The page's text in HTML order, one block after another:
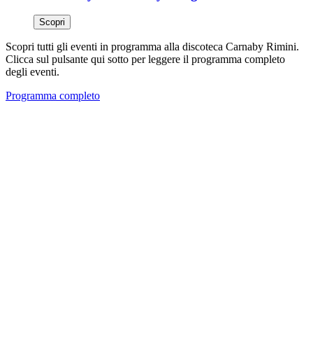
Scopri
Scopri tutti gli eventi in programma alla discoteca Carnaby Rimini.
Clicca sul pulsante qui sotto per leggere il programma completo
degli eventi.
Programma completo